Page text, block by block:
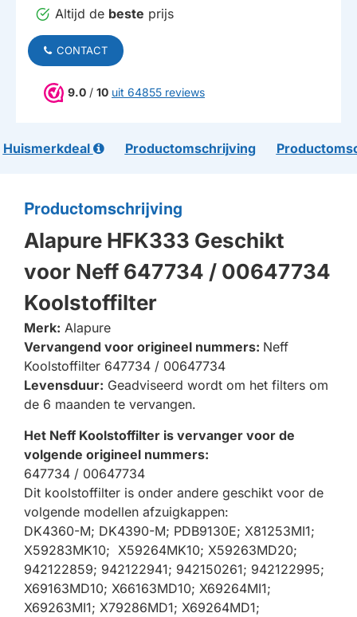
Altijd de beste prijs
CONTACT
9.0 / 10 uit 64855 reviews
Huismerkdeal Productomschrijving
Productomschrijving
Alapure HFK333 Geschikt
voor Neff 647734 / 00647734
Koolstoffilter
Merk: Alapure
Vervangend voor origineel nummers: Neff
Koolstoffilter 647734 / 00647734
Levensduur: Geadviseerd wordt om het filters om
de 6 maanden te vervangen.
Het Neff Koolstoffilter is vervanger voor de
volgende origineel nummers:
647734 / 00647734
Dit koolstoffilter is onder andere geschikt voor de
volgende modellen afzuigkappen:
DK4360-M; DK4390-M; PDB9130E; X81253MI1;
X59283MK10; X59264MK10; X59263MD20;
942122859; 942122941; 942150261; 942122995;
X69163MD10; X66163MD10; X69264MI1;
X69263MI1; X79286MD1; X69264MD1;